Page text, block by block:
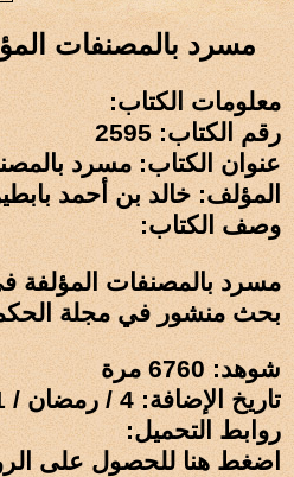
مسرد بالمصنفات
معلومات الكتاب:
رقم الكتاب: 2595
عنوان الكتاب: مسرد
المؤلف: خالد بن أحمد
وصف الكتاب:
مسرد بالمصنفات المؤلفة
بحث منشور في مجلة الحکمة - شوال
شوهد: 6760 مرة
تاريخ الإضافة: 4 / رمضان / 1431 هـ الموافق 14 / أغسطس / 2010 م
روابط التحميل:
اضغط هنا للحصول على